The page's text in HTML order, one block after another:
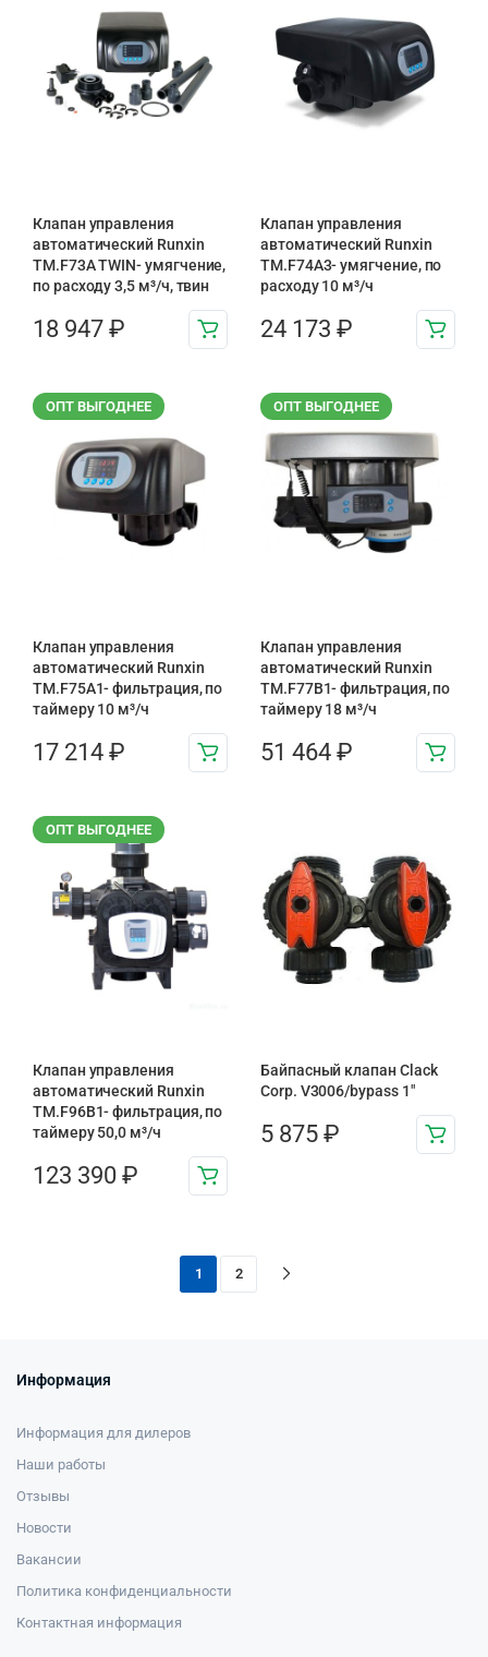
Клапан управления
автоматический Runxin
TM.F73A TWIN- умягчение,
по расходу 3,5 м³/ч, твин
18 947 ₽
Клапан управления
автоматический Runxin
TM.F74A3- умягчение, по
расходу 10 м³/ч
24 173 ₽
ОПТ ВЫГОДНЕЕ
Клапан управления
автоматический Runxin
TM.F75A1- фильтрация, по
таймеру 10 м³/ч
17 214 ₽
ОПТ ВЫГОДНЕЕ
Клапан управления
автоматический Runxin
TM.F77B1- фильтрация, по
таймеру 18 м³/ч
51 464 ₽
ОПТ ВЫГОДНЕЕ
Клапан управления
автоматический Runxin
TM.F96B1- фильтрация, по
таймеру 50,0 м³/ч
123 390 ₽
Байпасный клапан Clack
Corp. V3006/bypass 1″
5 875 ₽
1 2
Информация
Информация для дилеров
Наши работы
Отзывы
Новости
Вакансии
Политика конфиденциальности
Контактная информация